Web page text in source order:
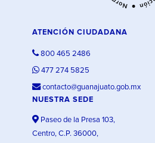
ATENCIÓN CIUDADANA
800 465 2486
477 274 5825
contacto@guanajuato.gob.mx
NUESTRA SEDE
Paseo de la Presa 103,
Centro, C.P. 36000,